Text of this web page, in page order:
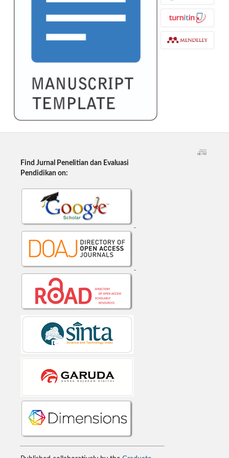
Find Jurnal Penelitian dan Evaluasi
Pendidikan on: